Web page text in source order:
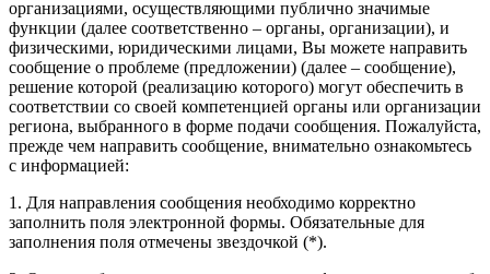
организациями, осуществляющими публично значимые
функции (далее соответственно – органы, организации), и
физическими, юридическими лицами, Вы можете направить
сообщение о проблеме (предложении) (далее – сообщение),
решение которой (реализацию которого) могут обеспечить в
соответствии со своей компетенцией органы или организации
региона, выбранного в форме подачи сообщения. Пожалуйста,
прежде чем направить сообщение, внимательно ознакомьтесь
с информацией:
1. Для направления сообщения необходимо корректно
заполнить поля электронной формы. Обязательные для
заполнения поля отмечены звездочкой (*).